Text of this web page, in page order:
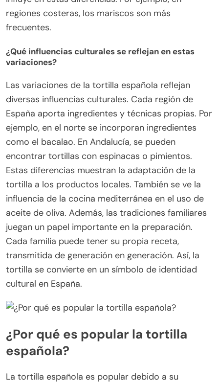
regiones costeras, los mariscos son más
frecuentes.
¿Qué influencias culturales se reflejan en estas
variaciones?
Las variaciones de la tortilla española reflejan
diversas influencias culturales. Cada región de
España aporta ingredientes y técnicas propias. Por
ejemplo, en el norte se incorporan ingredientes
como el bacalao. En Andalucía, se pueden
encontrar tortillas con espinacas o pimientos.
Estas diferencias muestran la adaptación de la
tortilla a los productos locales. También se ve la
influencia de la cocina mediterránea en el uso de
aceite de oliva. Además, las tradiciones familiares
juegan un papel importante en la preparación.
Cada familia puede tener su propia receta,
transmitida de generación en generación. Así, la
tortilla se convierte en un símbolo de identidad
cultural en España.
¿Por qué es popular la tortilla
española?
La tortilla española es popular debido a su